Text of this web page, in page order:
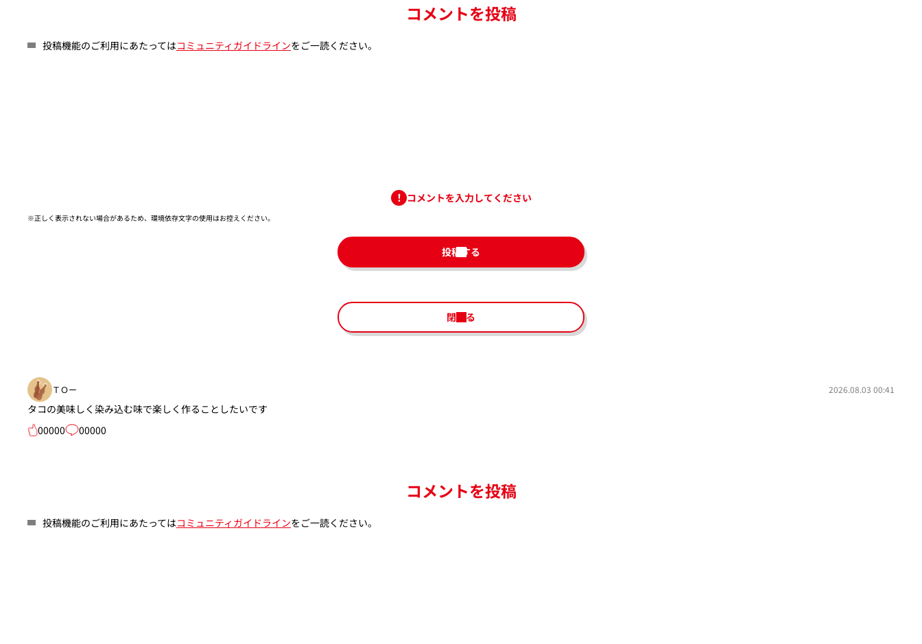
コメントを投稿
投稿機能のご利用にあたってはコミュニティガイドラインをご一読ください。
コメントを入力してください
※正しく表示されない場合があるため、環境依存文字の使用はお控えください。​
投稿する
閉じる
ＴＯー 2026.08.03 00:41
タコの美味しく染み込む味で楽しく作ることしたいです
00000
00000
コメントを投稿
投稿機能のご利用にあたってはコミュニティガイドラインをご一読ください。